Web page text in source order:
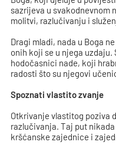
sazrijeva u svakodnevnom
molitvi, razlučivanju i
Dragi mladi, nada u Boga
onih koji se u njega
hodočasnici nade, koji
radosti što su njegovi
Spoznati vlastito zvanje
Otkrivanje vlastitog poziva
razlučivanja. Taj put
kršćanske zajednice i